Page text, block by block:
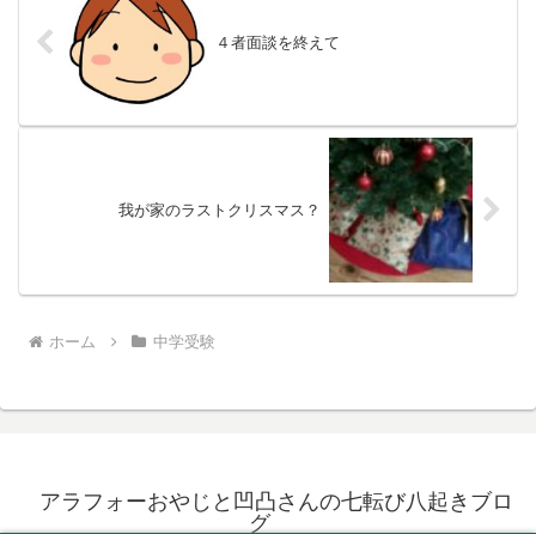
４者面談を終えて
我が家のラストクリスマス？
ホーム 中学受験
アラフォーおやじと凹凸さんの七転び八起きブロ
グ